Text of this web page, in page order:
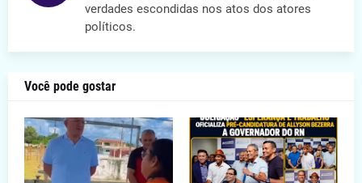
verdades escondidas nos atos dos atores
políticos.
Você pode gostar